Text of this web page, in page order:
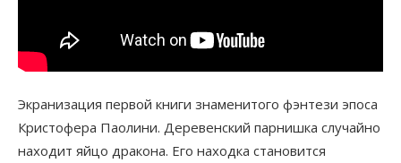
Экранизация первой книги знаменитого фэнтези эпоса
Кристофера Паолини. Деревенский парнишка случайно
находит яйцо дракона. Его находка становится